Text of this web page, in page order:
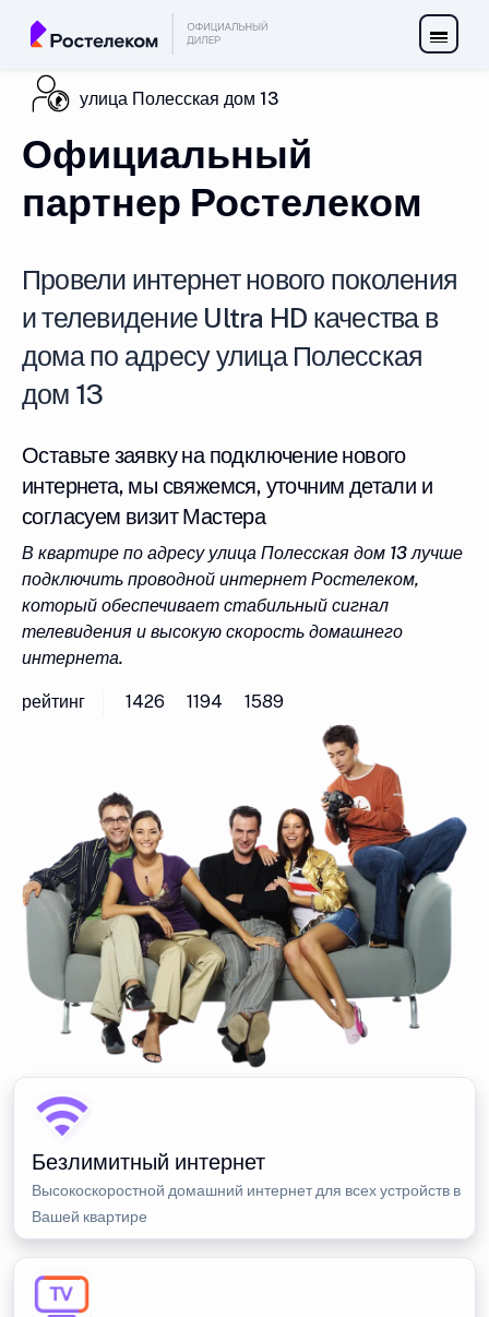
улица Полесская дом 13
Официальный
партнер Ростелеком
Провели интернет нового поколения
и телевидение Ultra HD качества в
дома по адресу улица Полесская
дом 13
Оставьте заявку на подключение нового
интернета, мы свяжемся, уточним детали и
согласуем визит Мастера
В квартире по адресу улица Полесская дом 13 лучше
подключить проводной интернет Ростелеком,
который обеспечивает стабильный сигнал
телевидения и высокую скорость домашнего
интернета.
рейтинг 1426 1194 1589
Безлимитный интернет
Высокоскоростной домашний интернет для всех устройств в
Вашей квартире